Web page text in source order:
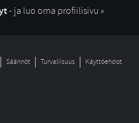
- ja luo oma profiilisivu »
Säännöt Turvallisuus
Käyttöehdot